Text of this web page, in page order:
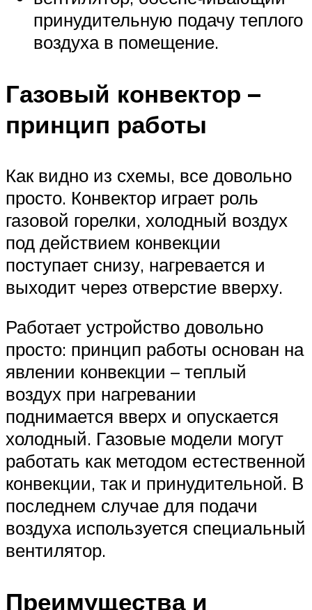
принудительную подачу теплого
воздуха в помещение.
Газовый конвектор –
принцип работы
Как видно из схемы, все довольно
просто. Конвектор играет роль
газовой горелки, холодный воздух
под действием конвекции
поступает снизу, нагревается и
выходит через отверстие вверху.
Работает устройство довольно
просто: принцип работы основан на
явлении конвекции – теплый
воздух при нагревании
поднимается вверх и опускается
холодный. Газовые модели могут
работать как методом естественной
конвекции, так и принудительной. В
последнем случае для подачи
воздуха используется специальный
вентилятор.
Преимущества и